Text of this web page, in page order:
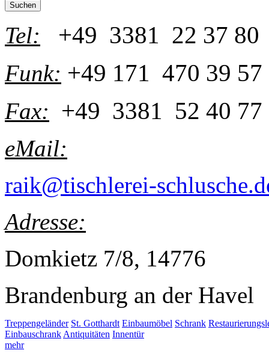
Tel: +49 3381 22 37 80
Funk: +49 171 470 39 57
Fax: +49 3381 52 40 77
eMail:
raik@tischlerei-
Adresse:
Domkietz 7/8, 14776
Brandenburg an der Havel
Treppengeländer St. Gotthardt Einbaumöbel Schrank
Einbauschrank Antiquitäten Innentür
mehr